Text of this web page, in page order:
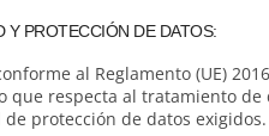
Y PROTECCIÓN DE DATOS:
al Reglamento (UE)
que respecta al tratamiento de
protección de datos exigidos.